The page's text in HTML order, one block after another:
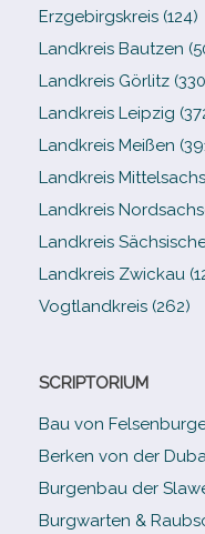
Erzgebirgskreis (124)
Landkreis Bautzen
Landkreis Görlitz
Landkreis Leipzig
Landkreis Meißen
Landkreis
Landkreis
Landkreis
Landkreis Zwickau
Vogtlandkreis (262)
SCRIPTORIUM
Bau von
Berken von der Duba
Burgenbau der
Burgwarten &